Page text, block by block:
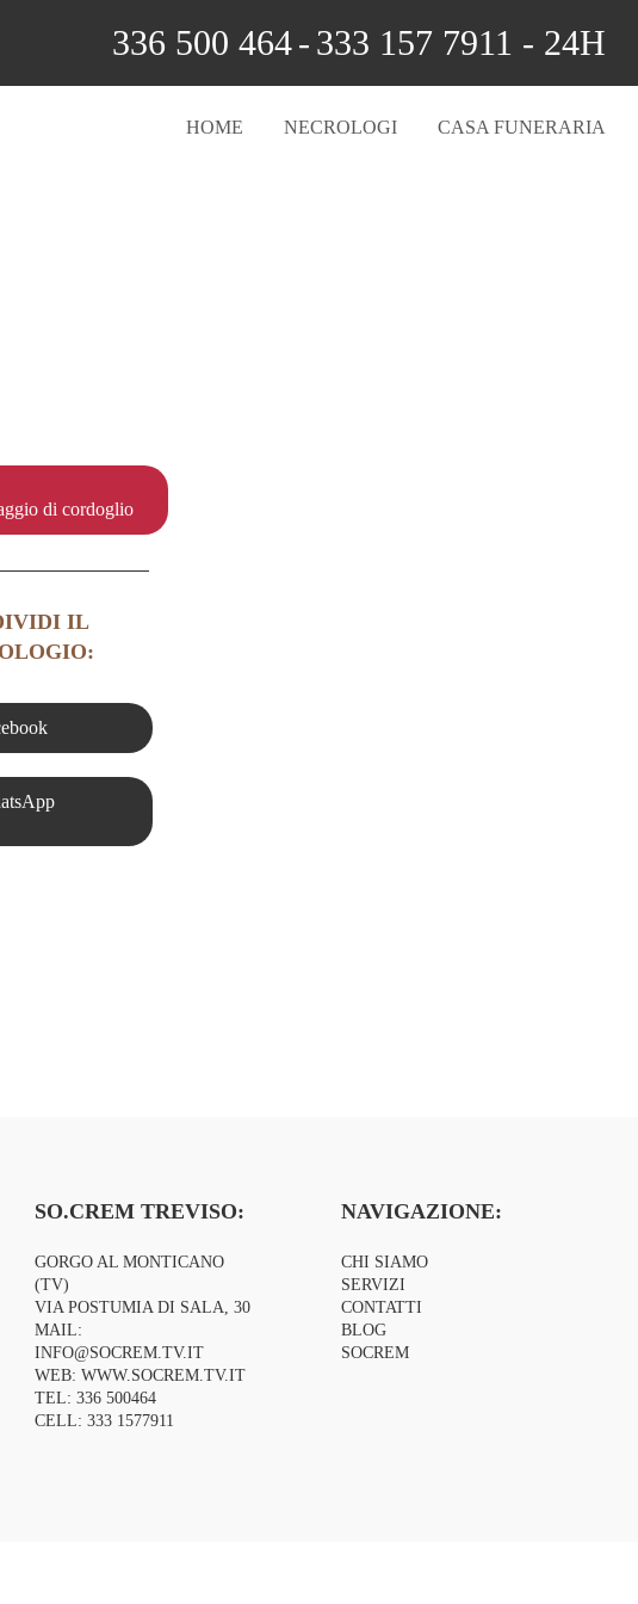
336 500 464- 333 157 7911 - 24H
HOME NECROLOGI CASA FUNERARIA
di cordoglio
IL
SO.CREM TREVISO:
GORGO AL MONTICANO
(TV)
VIA POSTUMIA DI SALA, 30
MAIL:
INFO@SOCREM.TV.IT
WEB:WWW.SOCREM.TV.IT
TEL:336 500464
CELL:333 1577911
NAVIGAZIONE:
CHI SIAMO
SERVIZI
CONTATTI
BLOG
SOCREM